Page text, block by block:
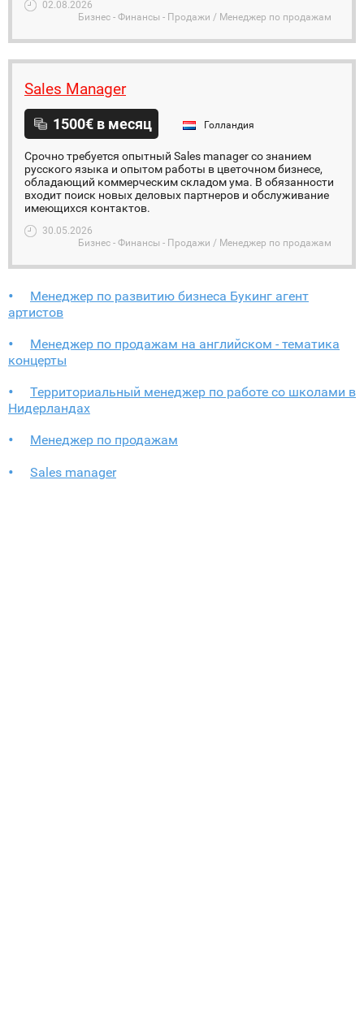
02.08.2026
Бизнес - Финансы - Продажи / Менеджер по продажам
Sales Manager
1500€ в месяц Голландия
Срочно требуется опытный Sales manager со знанием
русского языка и опытом работы в цветочном бизнесе,
обладающий коммерческим складом ума. В обязанности
входит поиск новых деловых партнеров и обслуживание
имеющихся контактов.
30.05.2026
Бизнес - Финансы - Продажи / Менеджер по продажам
Менеджер по развитию бизнеса Букинг агент
артистов
Менеджер по продажам на английском - тематика
концерты
Территориальный менеджер по работе со школами в
Нидерландах
Менеджер по продажам
Sales manager